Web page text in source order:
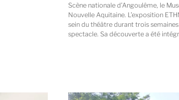
Scène nationale d’Angoulême, le
Nouvelle Aquitaine. L’exposition
sein du théâtre durant trois
spectacle. Sa découverte a été